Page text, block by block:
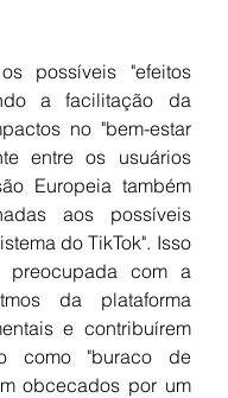
possíveis "efeitos
a facilitação da
no "bem-estar
entre os usuários
Europeia também
aos possíveis
do TikTok". Isso
com a
da plataforma
e contribuírem
como "buraco de
obcecados por um